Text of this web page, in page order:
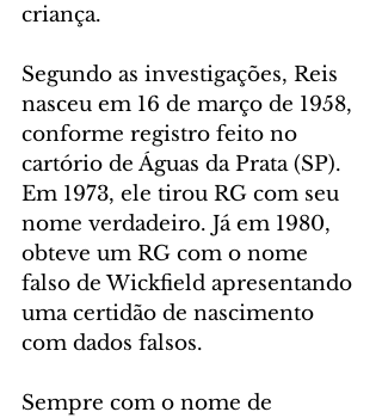
criança.
Segundo as investigações, Reis
nasceu em 16 de março de 1958,
conforme registro feito no
cartório de Águas da Prata (SP).
Em 1973, ele tirou RG com seu
nome verdadeiro. Já em 1980,
obteve um RG com o nome
falso de Wickfield apresentando
uma certidão de nascimento
com dados falsos.
Sempre com o nome de